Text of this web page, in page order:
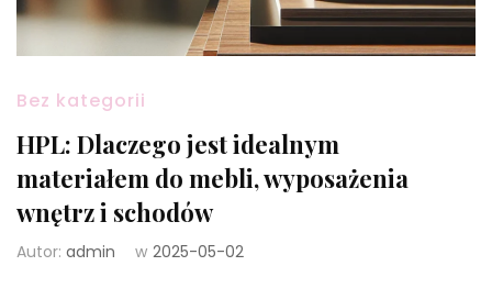
Bez kategorii
HPL: Dlaczego jest idealnym
materiałem do mebli, wyposażenia
wnętrz i schodów
Autor: admin w 2025-05-02